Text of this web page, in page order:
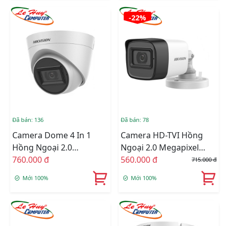
Đã bán: 136
Camera Dome 4 In 1
Hồng Ngoại 2.0
Megapixel HIKVISION
760.000 đ
Mới 100%
-22%
Đã bán: 78
Camera HD-TVI Hồng
Ngoại 2.0 Megapixel
HIKVISION DS-
560.000 đ 715.000 đ
Mới 100%